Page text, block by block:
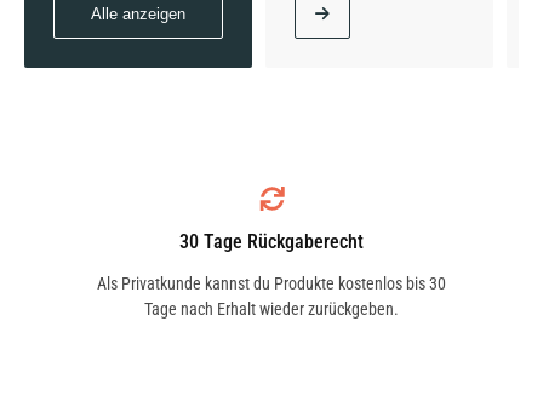
Alle anzeigen
30 Tage Rückgaberecht
Als Privatkunde kannst du Produkte kostenlos bis 30
Tage nach Erhalt wieder zurückgeben.